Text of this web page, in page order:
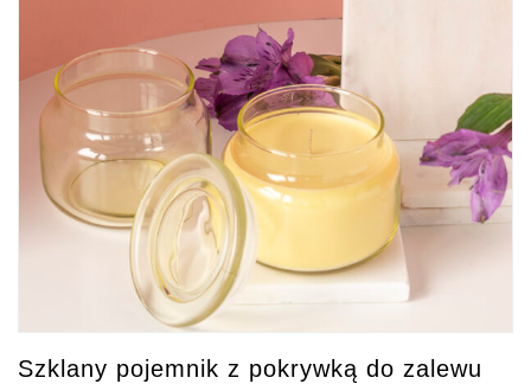
Szklany pojemnik z pokrywką do zalewu